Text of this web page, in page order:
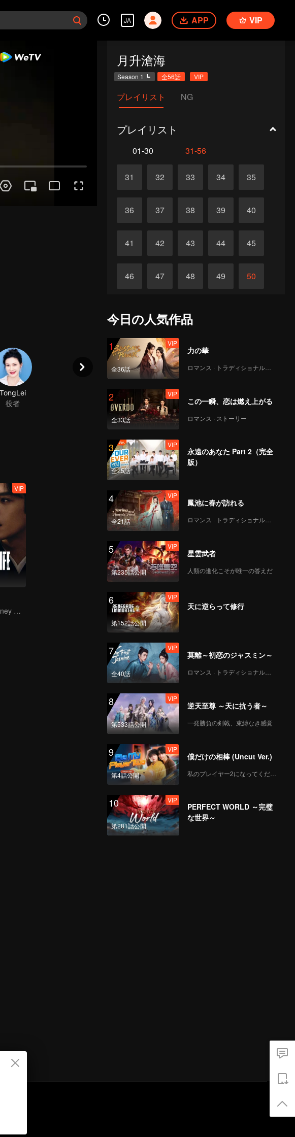
JA APP VIP
月升滄海
Season 1 全56話 VIP
プレイリスト NG
プレイリスト
01-30 31-56
31 32 33 34 35
36 37 38 39 40
41 42 43 44 45
46 47 48 49 50
56
VIP
Start Your Journey With Fan Xian Again
今日の人気作品
1
全36話
VIP
力の華
ロマンス · トラディショナル・コスチューム
2
全33話
VIP
この一瞬、恋は燃え上がる
ロマンス · ストーリー
3
全25話
VIP
永遠のあなた Part 2（完全
版）
4
全21話
VIP
鳳池に春が訪れる
ロマンス · トラディショナル・コスチューム
5
第235話公開
VIP
星雲武者
人類の進化こそが唯一の答えだ
6
第152話公開
VIP
天に逆らって修行
7
全40話
VIP
莫離～初恋のジャスミン～
ロマンス · トラディショナル・コスチューム
8
第533話公開
VIP
逆天至尊 ～天に抗う者～
一発勝負の剣戟、束縛なき感覚
9
第4話公開
VIP
僕だけの相棒 (Uncut Ver.)
私のプレイヤー2になってください
10
第281話公開
VIP
PERFECT WORLD ～完璧
な世界～